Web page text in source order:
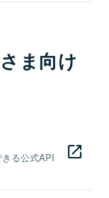
ま向け
る公式API